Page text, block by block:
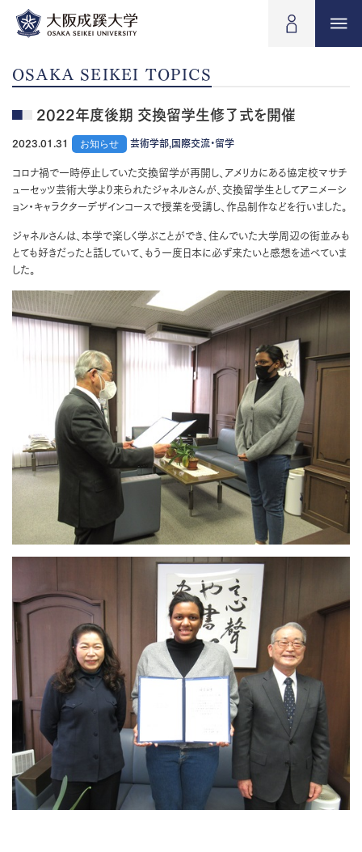
OSAKA SEIKEI TOPICS
2022年度後期 交換留学生修了式を開催
2023.01.31 お知らせ 芸術学部,国際交流・留学
コロナ禍で一時停止していた交換留学が再開し、アメリカにある協定校マサチ
ューセッツ芸術大学より来られたジャネルさんが、交換留学生としてアニメーシ
ョン・キャラクターデザインコースで授業を受講し、作品制作などを行いました。
ジャネルさんは、本学で楽しく学ぶことができ、住んでいた大学周辺の街並みも
とても好きだったと話していて、もう一度日本に必ず来たいと感想を述べていま
した。